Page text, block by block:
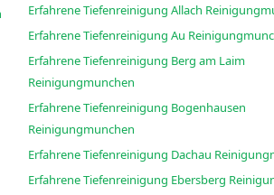
Erfahrene Tiefenreinigung
Erfahrene Tiefenreinigung Au
Erfahrene Tiefenreinigung Berg am Laim
Reinigungmunchen
Erfahrene Tiefenreinigung Bogenhausen
Reinigungmunchen
Erfahrene Tiefenreinigung
Erfahrene